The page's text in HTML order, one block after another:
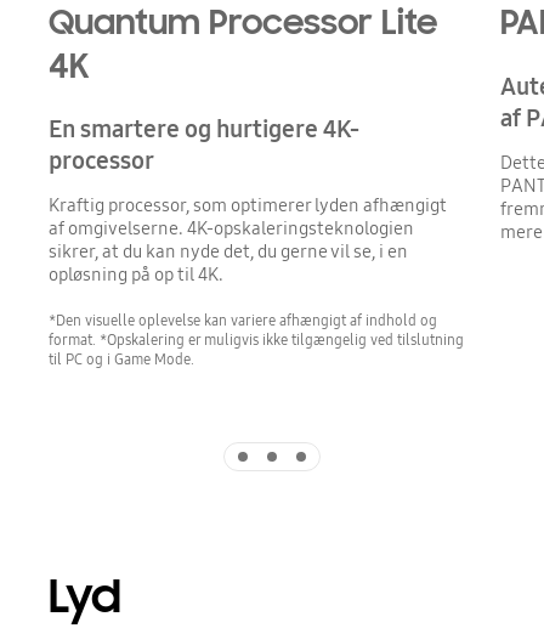
Quantum Processor Lite
4K
En smartere og hurtigere 4K-
processor
Kraftig processor, som optimerer lyden afhængigt
af omgivelserne. 4K-opskaleringsteknologien
sikrer, at du kan nyde det, du gerne vil se, i en
opløsning på op til 4K.
*Den visuelle oplevelse kan variere afhængigt af indhold og
format. *Opskalering er muligvis ikke tilgængelig ved tilslutning
til PC og i Game Mode.
af
Lyd